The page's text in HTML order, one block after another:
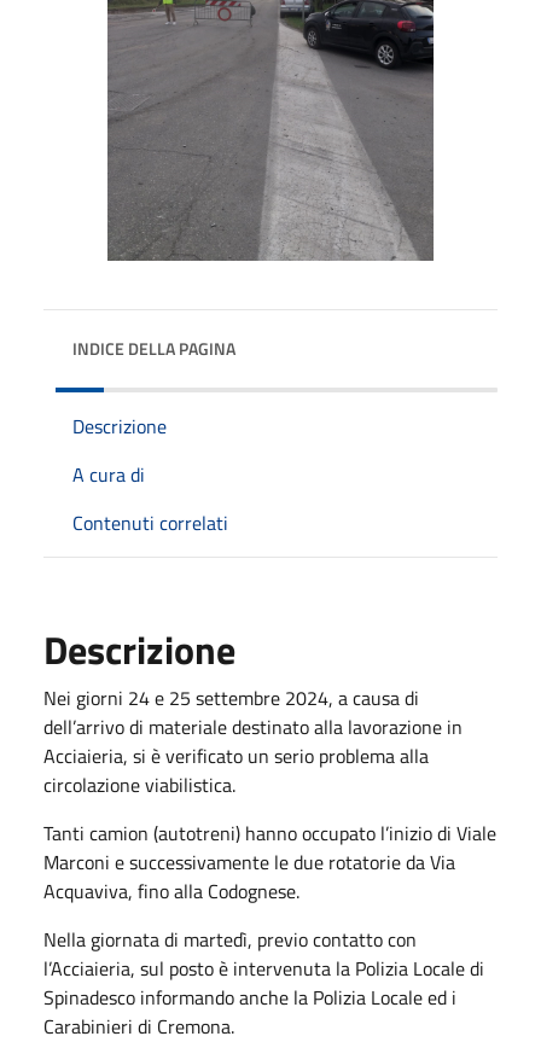
INDICE DELLA PAGINA
Descrizione
A cura di
Contenuti correlati
Descrizione
Nei giorni 24 e 25 settembre 2024, a causa di
dell’arrivo di materiale destinato alla lavorazione in
Acciaieria, si è verificato un serio problema alla
circolazione viabilistica.
Tanti camion (autotreni) hanno occupato l’inizio di Viale
Marconi e successivamente le due rotatorie da Via
Acquaviva, fino alla Codognese.
Nella giornata di martedì, previo contatto con
l’Acciaieria, sul posto è intervenuta la Polizia Locale di
Spinadesco informando anche la Polizia Locale ed i
Carabinieri di Cremona.